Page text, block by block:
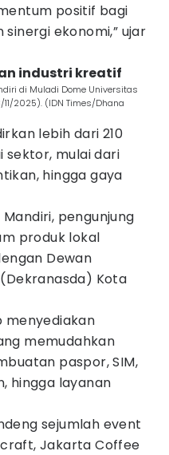
positif bagi
ekonomi,” ujar
industri kreatif
di Muladi Dome Universitas
2025). (IDN Times/Dhana
lebih dari 210
sektor, mulai dari
hingga gaya
Mandiri, pengunjung
produk lokal
Dewan
Kota
menyediakan
memudahkan
paspor, SIM,
hingga layanan
sejumlah event
Jakarta Coffee